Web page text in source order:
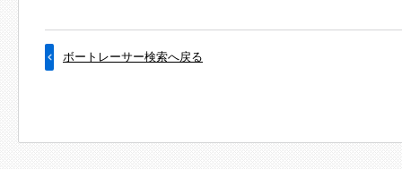
ボートレーサー検索へ戻る